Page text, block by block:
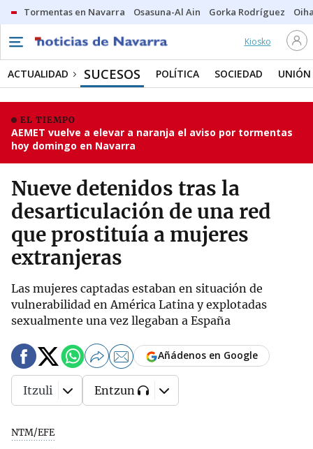
Tormentas en Navarra Osasuna-Al Ain Gorka Rodríguez
Kiosko
ACTUALIDAD SUCESOS POLÍTICA SOCIEDAD UNIÓN
EL TIEMPO
AEMET vuelve a elevar a naranja el aviso por tormentas
hoy domingo en Navarra
Nueve detenidos tras la
desarticulación de una red
que prostituía a mujeres
extranjeras
Las mujeres captadas estaban en situación de
vulnerabilidad en América Latina y explotadas
sexualmente una vez llegaban a España
NTM/EFE
Añádenos en Google
Itzuli Entzun